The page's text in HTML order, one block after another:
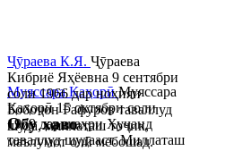
Муяссара ҚаҳорӣМуяссара
Қаҳорӣ 15 октябри соли
1979 дар шаҳри Хуҷанд
таваллуд шудааст. Миллаташ
Ҷӯраева К.Я. Ҷӯраева
Кибриё Яҳёевна 9 сентябри
соли 1966 дар ноҳияи
Бобоҷон Ғафуров таваллуд
шуда, миллаташ тоҷик,
маълумот олӣ мебошад.
Обу хаво